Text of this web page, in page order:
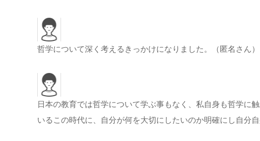
哲学について深く考えるきっかけになりました。（匿名さん）
日本の教育では哲学について学ぶ事もなく、私自身も哲学に
いるこの時代に、自分が何を大切にしたいのか明確にし自分